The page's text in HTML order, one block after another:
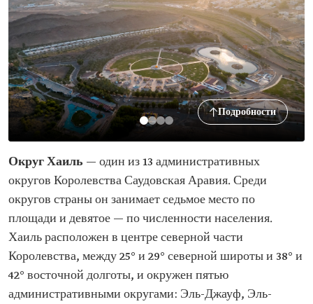
Подробности
Округ Хаиль — один из 13 административных
округов Королевства Саудовская Аравия. Среди
округов страны он занимает седьмое место по
площади и девятое — по численности населения.
Хаиль расположен в центре северной части
Королевства, между 25° и 29° северной широты и 38° и
42° восточной долготы, и окружен пятью
административными округами: Эль-Джауф, Эль-